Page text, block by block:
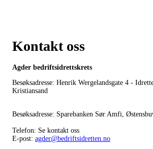
Kontakt oss
Agder bedriftsidrettskrets
Besøksadresse: Henrik Wergelandsgate 4 -
Kristiansand
Besøksadresse: Sparebanken Sør Amfi,
Telefon: Se kontakt oss
E-post: agder@bedriftsidretten.no